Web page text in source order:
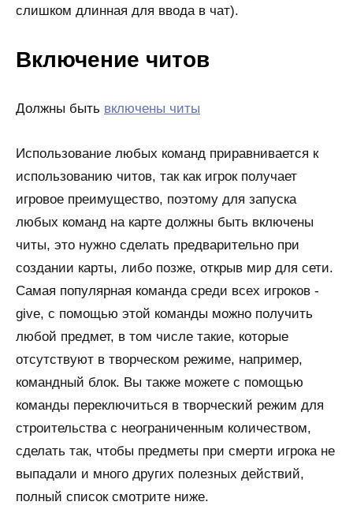
слишком длинная для ввода в чат).
Включение читов
Должны быть включены читы
Использование любых команд приравнивается к
использованию читов, так как игрок получает
игровое преимущество, поэтому для запуска
любых команд на карте должны быть включены
читы, это нужно сделать предварительно при
создании карты, либо позже, открыв мир для сети.
Самая популярная команда среди всех игроков -
give, с помощью этой команды можно получить
любой предмет, в том числе такие, которые
отсутствуют в творческом режиме, например,
командный блок. Вы также можете с помощью
команды переключиться в творческий режим для
строительства с неограниченным количеством,
сделать так, чтобы предметы при смерти игрока не
выпадали и много других полезных действий,
полный список смотрите ниже.